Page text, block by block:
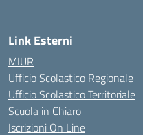
Link Esterni
MIUR
Ufficio Scolastico Regionale
Ufficio Scolastico Territoriale
Scuola in Chiaro
Iscrizioni On Line